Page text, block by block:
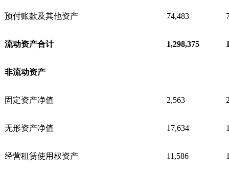
预付账款及其他资产 74,483
流动资产合计 1,298,375
非流动资产
固定资产净值 2,563
无形资产净值 17,634
经营租赁使用权资产 11,586